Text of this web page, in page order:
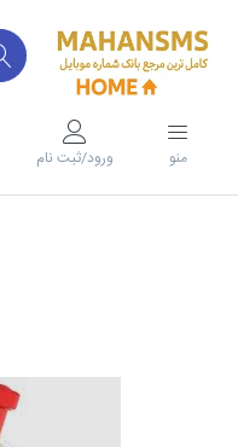
منو ورود/ثبت نام